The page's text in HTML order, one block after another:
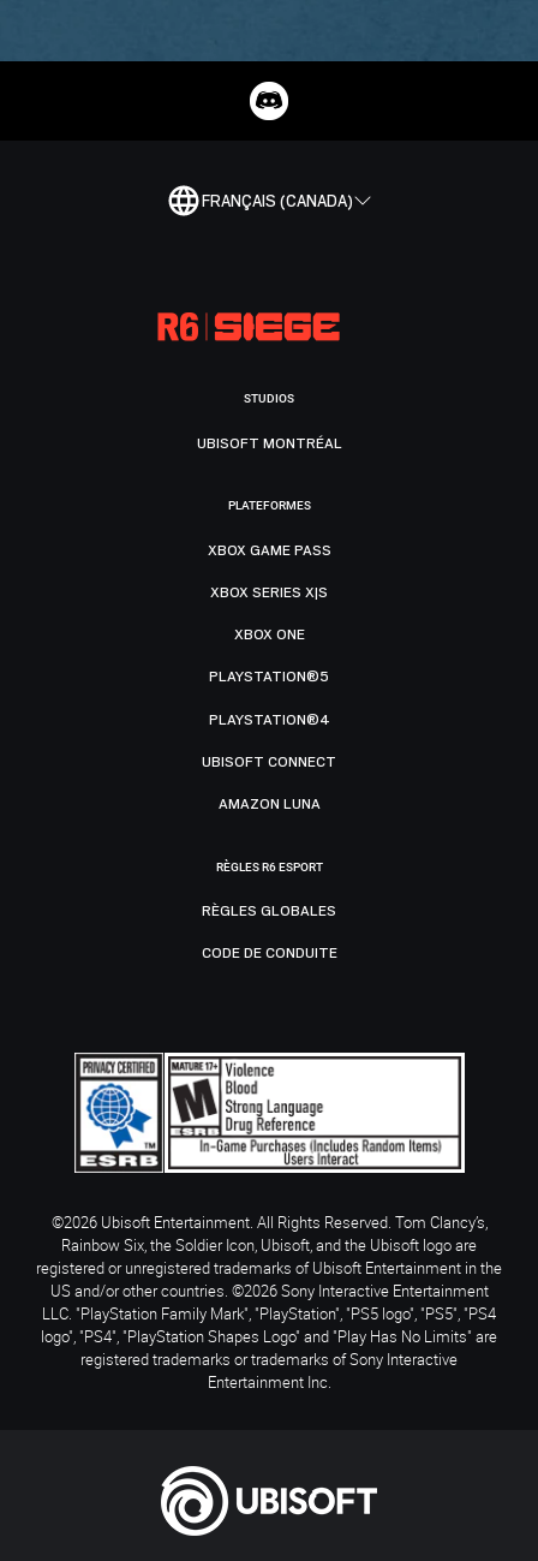
FRANÇAIS (CANADA)
STUDIOS
UBISOFT MONTRÉAL
PLATEFORMES
XBOX GAME PASS
XBOX SERIES X|S
XBOX ONE
PLAYSTATION®5
PLAYSTATION®4
UBISOFT CONNECT
AMAZON LUNA
RÈGLES R6 ESPORT
RÈGLES GLOBALES
CODE DE CONDUITE
©2026 Ubisoft Entertainment. All Rights Reserved. Tom Clancy’s,
Rainbow Six, the Soldier Icon, Ubisoft, and the Ubisoft logo are
registered or unregistered trademarks of Ubisoft Entertainment in the
US and/or other countries. ©2026 Sony Interactive Entertainment
LLC. "PlayStation Family Mark", "PlayStation", "PS5 logo", "PS5", "PS4
logo", "PS4", "PlayStation Shapes Logo" and "Play Has No Limits" are
registered trademarks or trademarks of Sony Interactive
Entertainment Inc.